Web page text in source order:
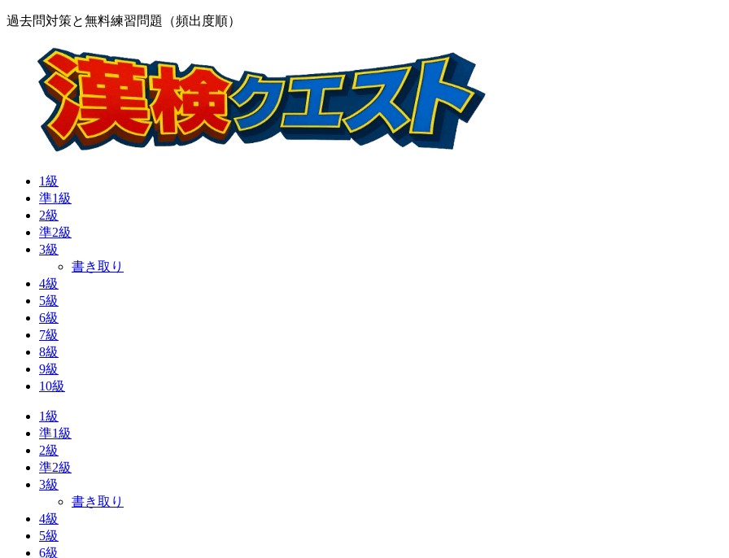
過去問対策と無料練習問題（頻出度順）
1級
準1級
2級
準2級
3級
書き取り
4級
5級
6級
7級
8級
9級
10級
1級
準1級
2級
準2級
3級
書き取り
4級
5級
6級